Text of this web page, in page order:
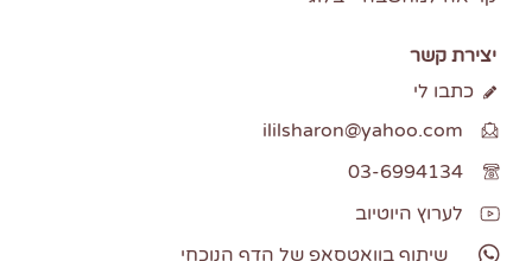
יצירת קשר
כתבו לי
ililsharon@yahoo.com
03-6994134
לערוץ היוטיוב
שיתוף בוואטסאפ של הדף הנוכחי